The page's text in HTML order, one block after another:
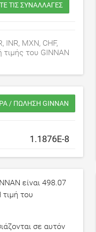
ΤΙΣ ΣΥΝΑΛΛΑΓΈΣ
INR, MXN, CHF,
του GINNAN
/ ΠΏΛΗΣΗ GINNAN
είναι 498.07
τιμή του
σε αυτόν